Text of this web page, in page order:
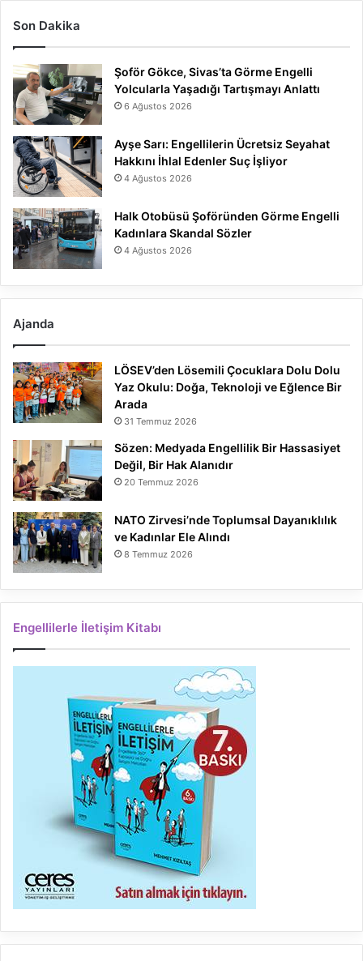
Son Dakika
Şoför Gökce, Sivas’ta Görme Engelli
Yolcularla Yaşadığı Tartışmayı Anlattı
6 Ağustos 2026
Ayşe Sarı: Engellilerin Ücretsiz Seyahat
Hakkını İhlal Edenler Suç İşliyor
4 Ağustos 2026
Halk Otobüsü Şoföründen Görme Engelli
Kadınlara Skandal Sözler
4 Ağustos 2026
Ajanda
LÖSEV’den Lösemili Çocuklara Dolu Dolu
Yaz Okulu: Doğa, Teknoloji ve Eğlence Bir
Arada
31 Temmuz 2026
Sözen: Medyada Engellilik Bir Hassasiyet
Değil, Bir Hak Alanıdır
20 Temmuz 2026
NATO Zirvesi’nde Toplumsal Dayanıklılık
ve Kadınlar Ele Alındı
8 Temmuz 2026
Engellilerle İletişim Kitabı